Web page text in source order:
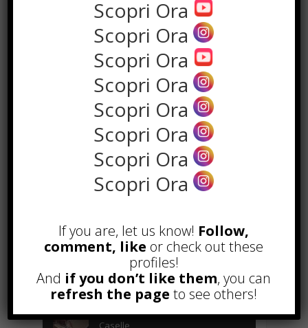
Novembre 22nd, 2016
Comprare visite YouTube: i 5
vantaggi TOP!
Novembre 2nd, 2017
Parcheggiare low-cost a Torino
Caselle
Scopri Ora
Scopri Ora
Scopri Ora
Scopri Ora
Scopri Ora
Scopri Ora
Scopri Ora
Scopri Ora
If you are, let us know! Follow,
comment, like or check out these
profiles!
And if you don’t like them, you can
refresh the page to see others!